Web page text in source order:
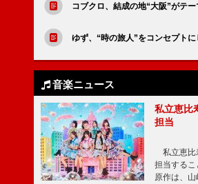
コブクロ、結成の地“大阪”がテ
ゆず、“時の旅人”をコンセプト
音楽ニュース
私立恵比
担当
私立恵比
担当する
原作は、